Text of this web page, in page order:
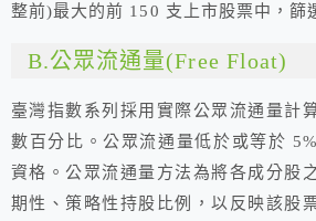
整前)最大的前 150 支上市股票中，篩
B.公眾流通量(Free Float)
臺灣指數系列採用實際公眾流通量計
數百分比。公眾流通量低於或等於
資格。公眾流通量方法為將各成分股
期性、策略性持股比例，以反映該股